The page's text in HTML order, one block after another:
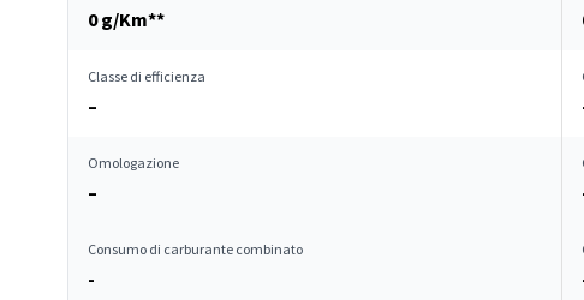
0 g/Km**
Classe di efficienza
–
Omologazione
–
Consumo di carburante combinato
-